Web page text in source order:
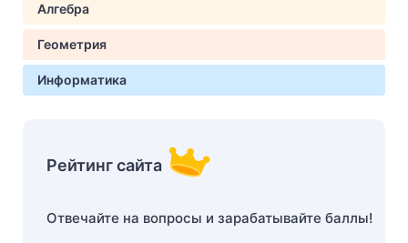
Алгебра
Геометрия
Информатика
Рейтинг сайта
Отвечайте на вопросы и зарабатывайте баллы!